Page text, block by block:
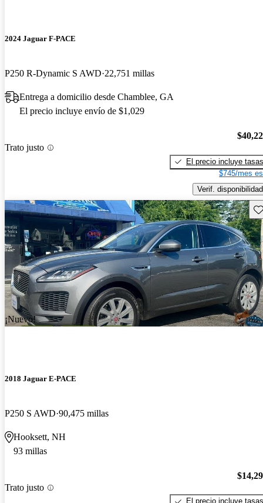
2024 Jaguar F-PACE
P250 R-Dynamic S AWD 22,751 millas
Entrega a domicilio desde Chamblee, GA
El precio incluye envío de $1,029
Trato justo
El precio incluye tasas
$745/mes
Verif. disponibilidad
¡Nuevo!
2018 Jaguar E-PACE
P250 S AWD 90,475 millas
Hooksett, NH
93 millas
Trato justo
El precio incluye tasas